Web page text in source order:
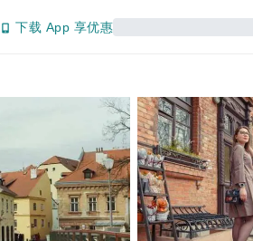
下载 App 享优惠